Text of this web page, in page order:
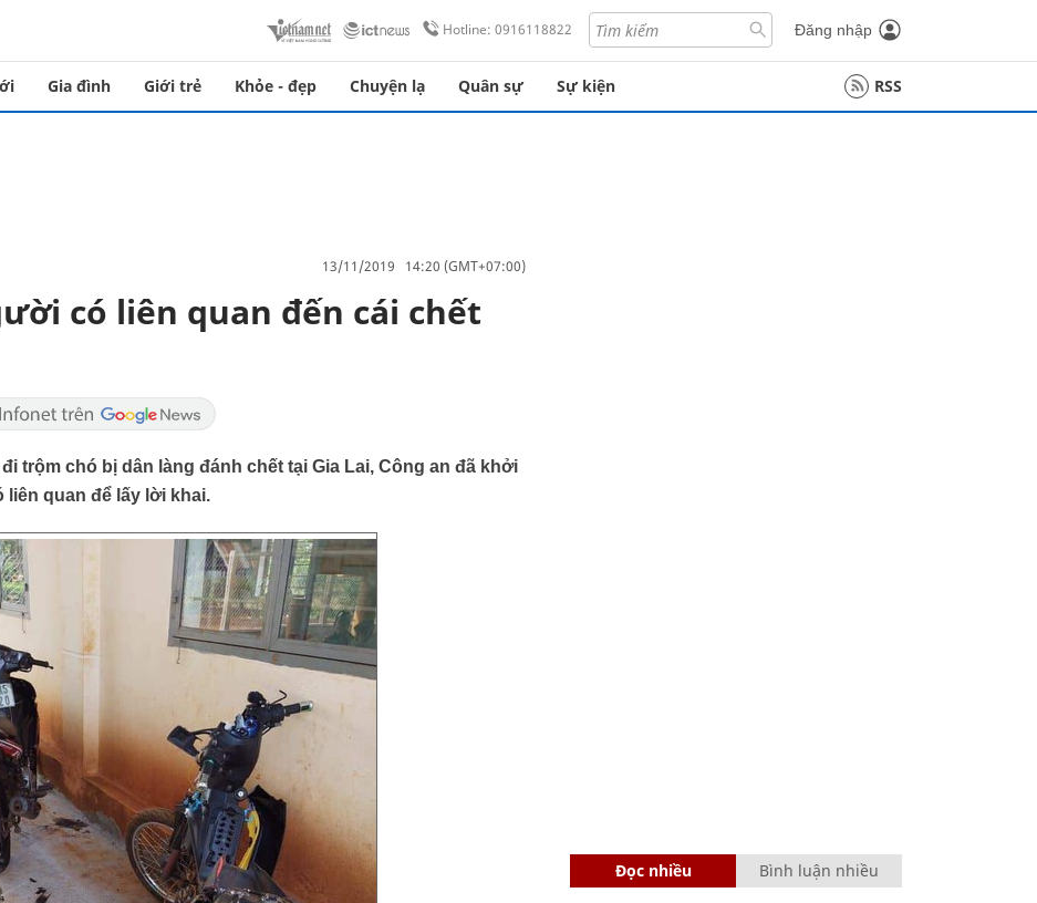
Hotline: 0916118822 Đăng nhập
Gia đình Giới trẻ Khỏe - đẹp Chuyện lạ Quân sự Sự kiện RSS
13/11/2019 14:20 (GMT+07:00)
có liên quan đến cái chết
trộm chó bị dân làng đánh chết tại Gia Lai, Công an đã khởi
quan để lấy lời khai.
Đọc nhiều Bình luận nhiều